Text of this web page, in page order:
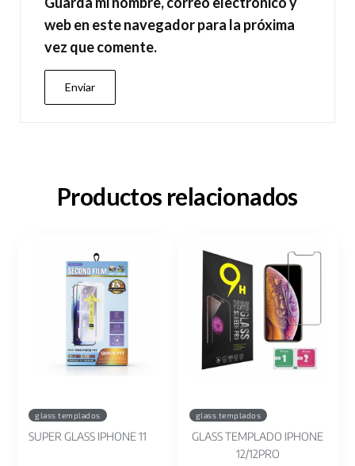
web en este navegador para la próxima
vez que comente.
Productos relacionados
glass templados
SUPER GLASS IPHONE 11
glass templados
GLASS TEMPLADO IPHONE
12/12PRO